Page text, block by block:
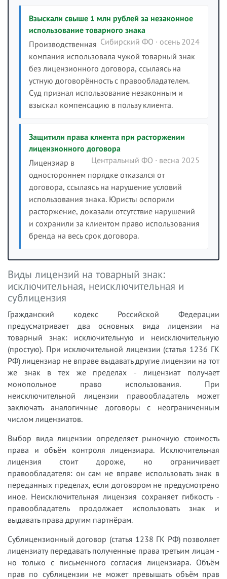
Взыскали свыше 1 млн рублей за незаконное
использование товарного знака
Сибирский ФО · осень 2024
Производственная
компания использовала чужой товарный знак
без лицензионного договора, ссылаясь на
устную договорённость с правообладателем.
Суд признал использование незаконным и
взыскал компенсацию в пользу клиента.
Защитили права клиента при расторжении
лицензионного договора
Центральный ФО · весна 2025
Лицензиар в
одностороннем порядке отказался от
договора, ссылаясь на нарушение условий
использования знака. Юристы оспорили
расторжение, доказали отсутствие нарушений
и сохранили за клиентом право использования
бренда на весь срок договора.
Виды лицензий на товарный знак:
исключительная, неисключительная и
сублицензия
Гражданский кодекс Российской Федерации
предусматривает два основных вида лицензии на
товарный знак: исключительную и неисключительную
(простую). При исключительной лицензии (статья 1236 ГК
РФ) лицензиар не вправе выдавать другие лицензии на тот
же знак в тех же пределах - лицензиат получает
монопольное право использования. При
неисключительной лицензии правообладатель может
заключать аналогичные договоры с неограниченным
числом лицензиатов.
Выбор вида лицензии определяет рыночную стоимость
права и объём контроля лицензиара. Исключительная
лицензия стоит дороже, но ограничивает
правообладателя: он сам не вправе использовать знак в
переданных пределах, если договором не предусмотрено
иное. Неисключительная лицензия сохраняет гибкость -
правообладатель продолжает использовать знак и
выдавать права другим партнёрам.
Сублицензионный договор (статья 1238 ГК РФ) позволяет
лицензиату передавать полученные права третьим лицам -
но только с письменного согласия лицензиара. Объём
прав по сублицензии не может превышать объём прав